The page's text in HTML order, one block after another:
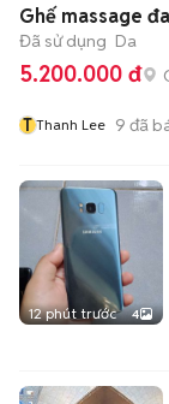
Ghế massage
Đã sử dụng Da
5.200.000 đ
T Thanh Lee 9 đã
12 phút trước 4